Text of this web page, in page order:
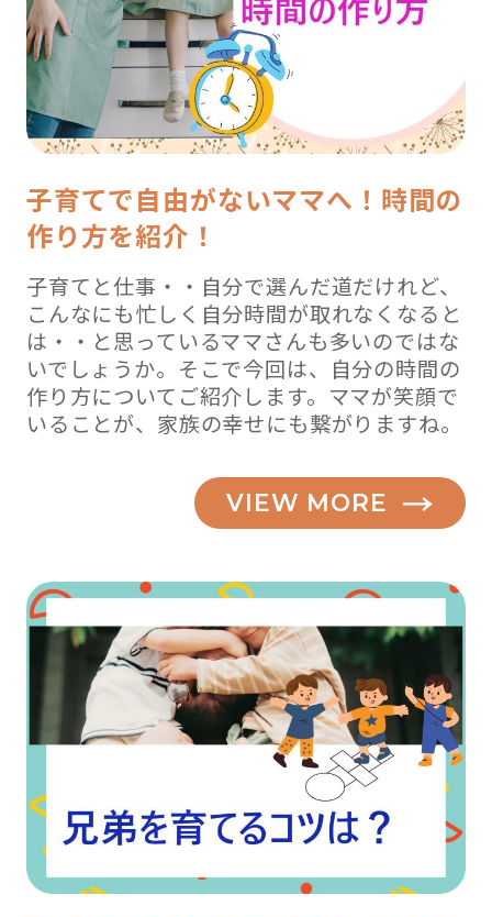
子育てで自由がないママへ！時間の
作り方を紹介！
子育てと仕事・・自分で選んだ道だけれど、
こんなにも忙しく自分時間が取れなくなると
は・・と思っているママさんも多いのではな
いでしょうか。そこで今回は、自分の時間の
作り方についてご紹介します。ママが笑顔で
いることが、家族の幸せにも繋がりますね。
VIEW MORE